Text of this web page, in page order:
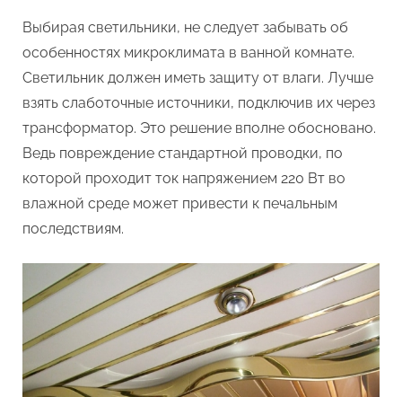
Выбирая светильники, не следует забывать об
особенностях микроклимата в ванной комнате.
Светильник должен иметь защиту от влаги. Лучше
взять слаботочные источники, подключив их через
трансформатор. Это решение вполне обосновано.
Ведь повреждение стандартной проводки, по
которой проходит ток напряжением 220 Вт во
влажной среде может привести к печальным
последствиям.